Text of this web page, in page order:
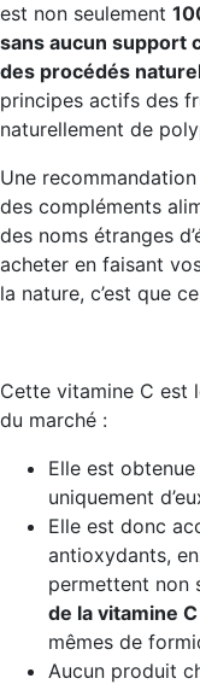
est non seulement
sans aucun support
des procédés
principes actifs des
naturellement de
Une
des compléments
des noms étranges
acheter en faisant
la nature, c’est que
Cette vitamine C est
du marché :
Elle est
uniquement
Elle est donc
antioxydants,
permettent non
de la vitamine C
mêmes de
Aucun produit